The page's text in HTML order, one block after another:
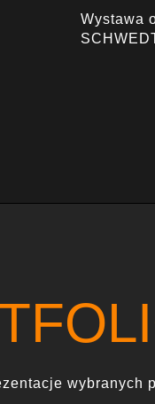
Wystawa